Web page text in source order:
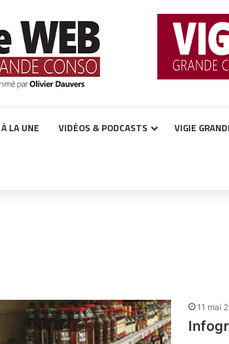
À LA UNE VIDÉOS & PODCASTS VIGIE
11 mai